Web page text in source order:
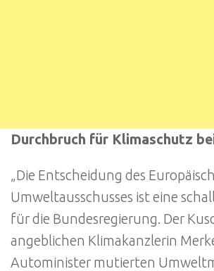
Durchbruch für Klimaschutz
„Die Entscheidung des
Umweltausschusses ist eine
für die Bundesregierung. Der
angeblichen Klimakanzlerin
Autominister mutierten